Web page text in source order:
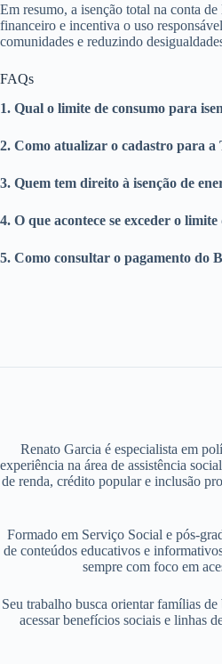
Em resumo, a isenção total na conta
financeiro e incentiva o uso
comunidades e reduzindo
FAQs
1. Qual o limite de consumo para
2. Como atualizar o cadastro para a
3. Quem tem direito à isenção de
4. O que acontece se exceder o limite
5. Como consultar o pagamento do
Renato Garcia é especialista em
experiência na área de assistência
de renda, crédito popular e inclusão
Formado em Serviço Social e pós-
de conteúdos educativos e
sempre com foco em
Seu trabalho busca orientar famílias
acessar benefícios sociais e linhas